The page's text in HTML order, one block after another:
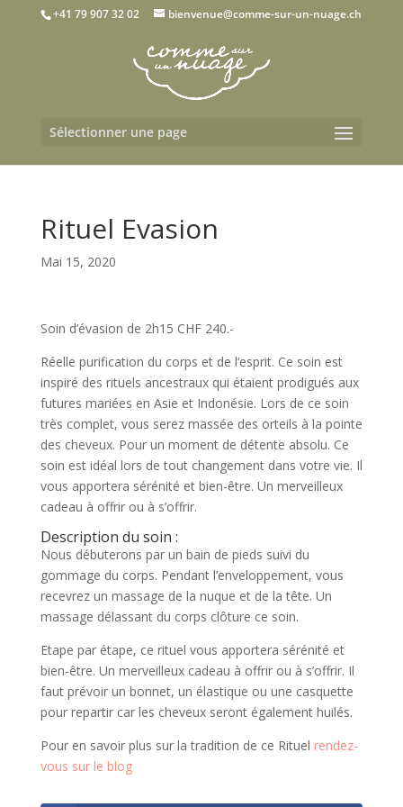
+41 79 907 32 02 bienvenue@comme-sur-un-nuage.ch
Sélectionner une page
Rituel Evasion
Mai 15, 2020
Soin d’évasion de 2h15 CHF 240.-
Réelle purification du corps et de l’esprit. Ce soin est
inspiré des rituels ancestraux qui étaient prodigués aux
futures mariées en Asie et Indonésie. Lors de ce soin
très complet, vous serez massée des orteils à la pointe
des cheveux. Pour un moment de détente absolu. Ce
soin est idéal lors de tout changement dans votre vie. Il
vous apportera sérénité et bien-être. Un merveilleux
cadeau à offrir ou à s’offrir.
Description du soin :
Nous débuterons par un bain de pieds suivi du
gommage du corps. Pendant l’enveloppement, vous
recevrez un massage de la nuque et de la tête. Un
massage délassant du corps clôture ce soin.
Etape par étape, ce rituel vous apportera sérénité et
bien-être. Un merveilleux cadeau à offrir ou à s’offrir. Il
faut prévoir un bonnet, un élastique ou une casquette
pour repartir car les cheveux seront également huilés.
Pour en savoir plus sur la tradition de ce Rituel rendez-
vous sur le blog